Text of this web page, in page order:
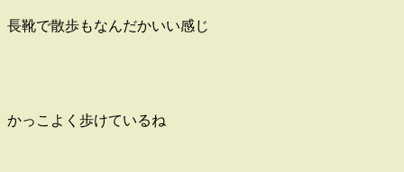
長靴で散歩もなんだかいい感じ
かっこよく歩けているね